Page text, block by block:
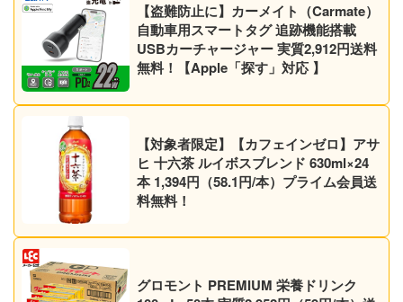
【盗難防止に】カーメイト（Carmate）
自動車用スマートタグ 追跡機能搭載
USBカーチャージャー 実質2,912円送料
無料！【Apple「探す」対応 】
【対象者限定】【カフェインゼロ】アサ
ヒ 十六茶 ルイボスブレンド 630ml×24
本 1,394円（58.1円/本）プライム会員送
料無料！
グロモント PREMIUM 栄養ドリンク